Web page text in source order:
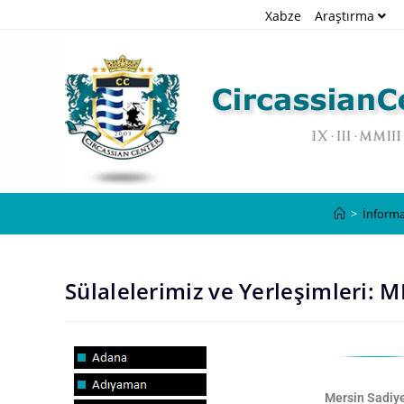
Xabze Araştırma
>
Sülalelerimiz ve Yerleşimleri:
Mersin